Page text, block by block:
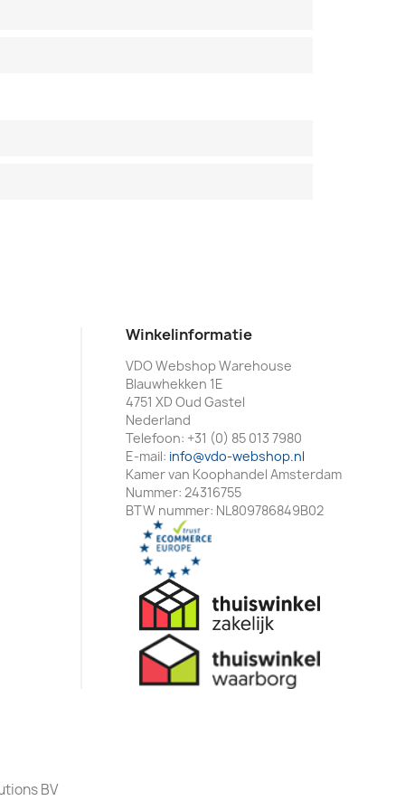
Winkelinformatie
VDO Webshop Warehouse
Blauwhekken 1E
4751 XD Oud Gastel
Nederland
Telefoon: +31 (0) 85 013 7980
E-mail: info@vdo-webshop.nl
Kamer van Koophandel Amsterdam
Nummer: 24316755
BTW nummer: NL809786849B02
BV